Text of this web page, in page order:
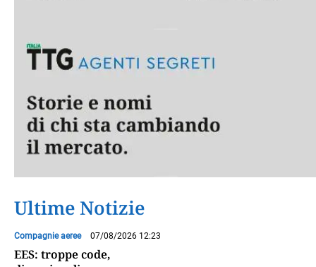
Ultime Notizie
Compagnie aeree 07/08/2026 12:23
EES: troppe code,